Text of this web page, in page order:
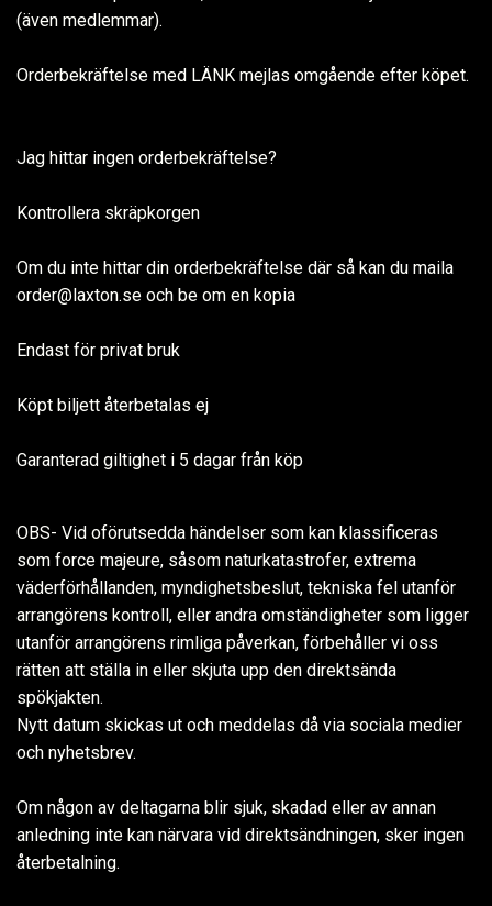
(även medlemmar).
Orderbekräftelse med LÄNK mejlas omgående efter köpet.
Jag hittar ingen orderbekräftelse?
Kontrollera skräpkorgen
Om du inte hittar din orderbekräftelse där så kan du maila
order@laxton.se och be om en kopia
Endast för privat bruk
Köpt biljett återbetalas ej
Garanterad giltighet i 5 dagar från köp
OBS- Vid oförutsedda händelser som kan klassificeras
som force majeure, såsom naturkatastrofer, extrema
väderförhållanden, myndighetsbeslut, tekniska fel utanför
arrangörens kontroll, eller andra omständigheter som ligger
utanför arrangörens rimliga påverkan, förbehåller vi oss
rätten att ställa in eller skjuta upp den direktsända
spökjakten.
Nytt datum skickas ut och meddelas då via sociala medier
och nyhetsbrev.
Om någon av deltagarna blir sjuk, skadad eller av annan
anledning inte kan närvara vid direktsändningen, sker ingen
återbetalning.